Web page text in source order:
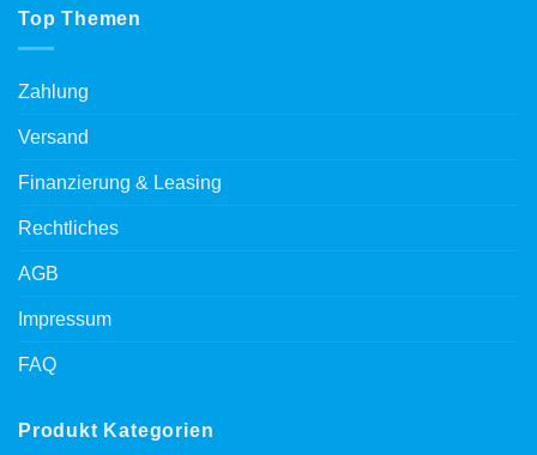
Top Themen
Zahlung
Versand
Finanzierung & Leasing
Rechtliches
AGB
Impressum
FAQ
Produkt Kategorien